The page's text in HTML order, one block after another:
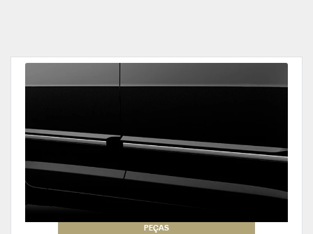
PEÇAS